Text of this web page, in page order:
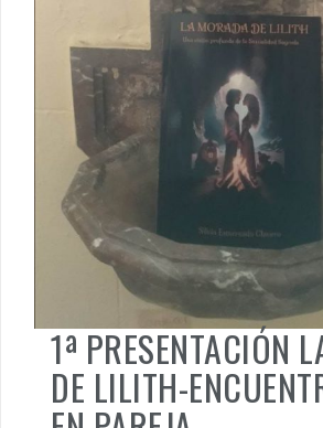
1ª PRESENTACIÓN
DE LILITH-
EN PAREJA
EL 27 DE ABRIL EN
NAVARRA) En este significativo